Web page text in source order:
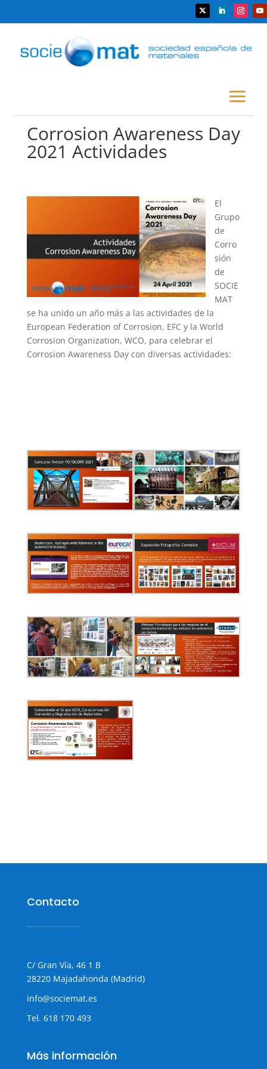
Corrosion Awareness Day
2021 Actividades
El
Grupo
de
Corro
sión
de
SOCIE
MAT
se ha unido un año más a las actividades de la
European Federation of Corrosion, EFC y la World
Corrosion Organization, WCO, para celebrar el
Corrosion Awareness Day con diversas actividades:
Contacto
C/ Gran Vía, 46 1 B
28220 Majadahonda (Madrid)
info@sociemat.es
Tel. 618 170 493
Más información